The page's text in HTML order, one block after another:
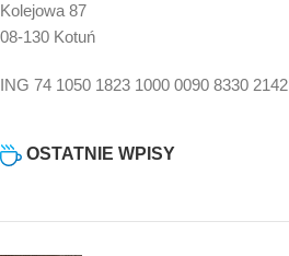
Kolejowa 87
08-130 Kotuń
ING 74 1050 1823 1000 0090 8330 2142
OSTATNIE WPISY